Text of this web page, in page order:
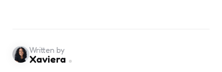
Written by
Xaviera